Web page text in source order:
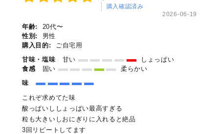
購入確認済み
2026-06-19
年齢:
20代〜
性別:
男性
購入目的:
ご自宅用
甘味・塩味
甘い
しょっぱい
食感
固い
柔らかい
味
これぞ求めてた味
酸っぱいししょっぱい最高すぎる
粒も大きいしおにぎりに入れると絶品
3回リピートしてます